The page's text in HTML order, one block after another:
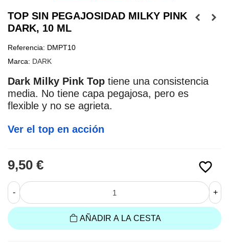
TOP SIN PEGAJOSIDAD MILKY PINK
DARK, 10 ML
Referencia: DMPT10
Marca: DARK
Dark Milky Pink Top tiene una consistencia
media. No tiene capa pegajosa, pero es
flexible y no se agrieta.
Ver el top en acción
favorite_border
9,50 €
- +
AÑADIR A LA CESTA